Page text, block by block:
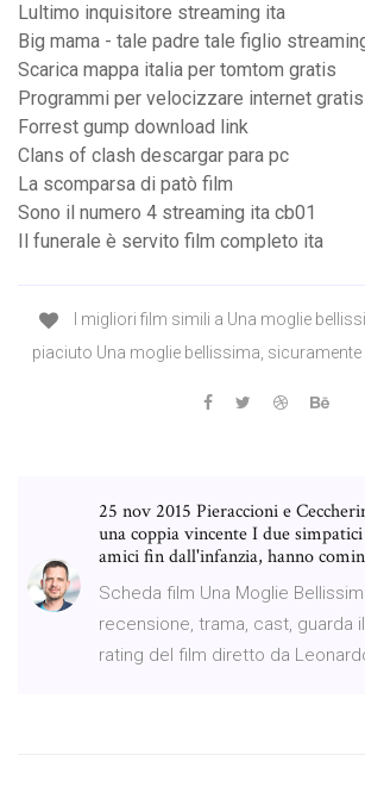
Lultimo inquisitore streaming ita
Big mama - tale padre tale figlio
Scarica mappa italia per tomtom gratis
Programmi per velocizzare internet
Forrest gump download link
Clans of clash descargar para pc
La scomparsa di patò film
Sono il numero 4 streaming ita cb01
Il funerale è servito film completo ita
I migliori film simili a Una moglie
piaciuto Una moglie bellissima,
25 nov 2015 Pieraccioni e
una coppia vincente I due
amici fin dall'infanzia, hanno
Scheda film Una Moglie
recensione, trama, cast, guarda
rating del film diretto da